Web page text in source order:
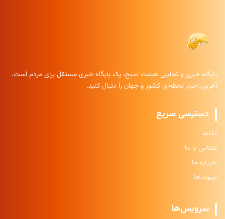
پایگاه خبری و تحلیلی هشت صبح، یک پایگاه خبری مستقل برای مردم است.
آخرین اخبار لحظه‌ای کشور و جهان را دنبال کنید.
دسترسی سریع
خانه
تماس با ما
درباره ما
پیوندها
سرویس‌ها